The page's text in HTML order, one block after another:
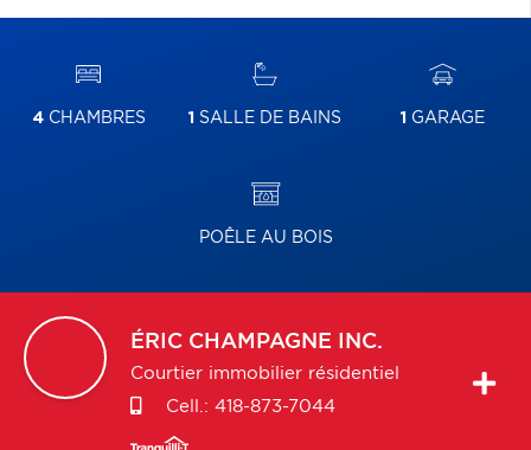
4CHAMBRES 1 SALLE DE BAINS 1 GARAGE
POÊLE AU BOIS
ÉRIC CHAMPAGNE INC.
Courtier immobilier résidentiel
Cell.: 418-873-7044